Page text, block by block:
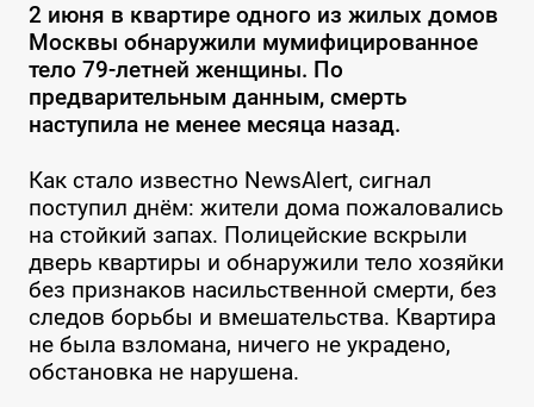
2 июня в квартире одного из жилых домов
Москвы обнаружили мумифицированное
тело 79-летней женщины. По
предварительным данным, смерть
наступила не менее месяца назад.
Как стало известно NewsAlert, сигнал
поступил днём: жители дома пожаловались
на стойкий запах. Полицейские вскрыли
дверь квартиры и обнаружили тело хозяйки
без признаков насильственной смерти, без
следов борьбы и вмешательства. Квартира
не была взломана, ничего не украдено,
обстановка не нарушена.